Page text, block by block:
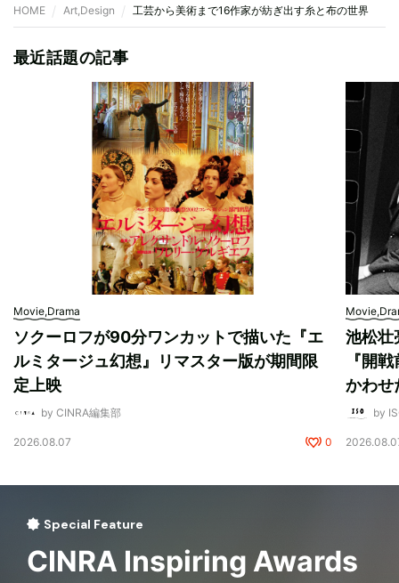
HOME Art,Design 工芸から美術まで16作家が紡ぎ出す糸と布の世界 『
最近話題の記事
Movie,Drama
ソクーロフが90分ワンカットで描いた『エ
ルミタージュ幻想』リマスター版が期間限
定上映
by CINRA編集部
2026.08.07 0
池松壮
『開
かわせ
by
Special Feature
CINRA Inspiring Awards